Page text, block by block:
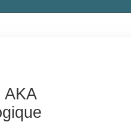
AKA